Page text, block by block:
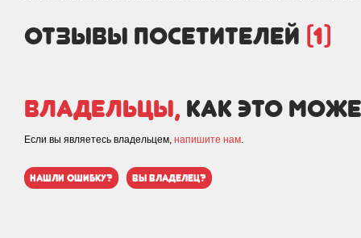
отзывы посетителей (1)
Владельцы, как это
Если вы являетесь владельцем, напишите нам.
нашли ошибку? вы владелец?